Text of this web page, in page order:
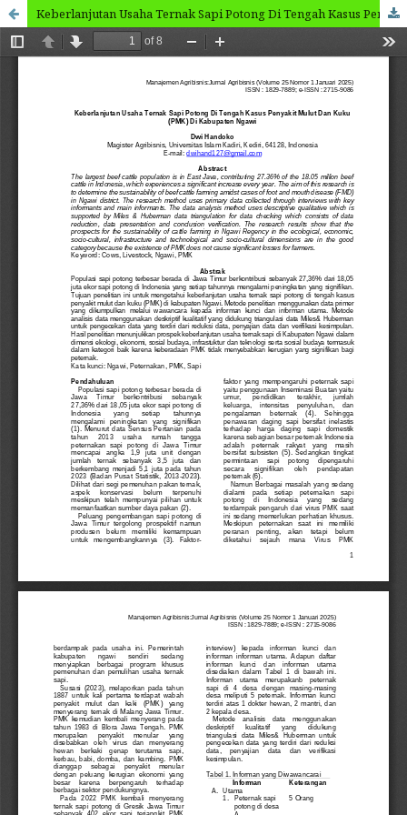
Keberlanjutan Usaha Ternak Sapi Potong Di Tengah Kasus Penyakit Mulut Dan Kuku (PMK) Di Kabupaten Ngawi